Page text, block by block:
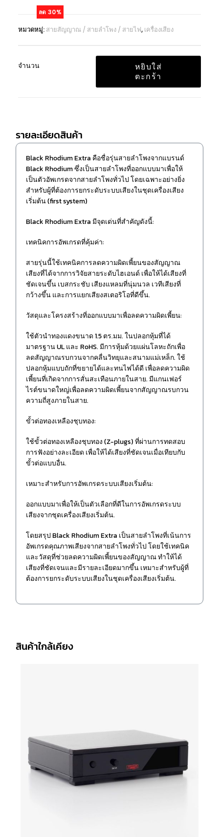
ลด 30%
หมวดหมู่: สายสัญญาณ / สายลำโพง / สายไฟ, เครื่องเสียง
จำนวน
หยิบใส่
ตะกร้า
รายละเอียดสินค้า
Black Rhodium Extra คือชื่อรุ่นสายลำโพงจากแบรนด์
Black Rhodium ซึ่งเป็นสายลำโพงที่ออกแบบมาเพื่อให้
เป็นตัวอัพเกรดจากสายลำโพงทั่วไป โดยเฉพาะอย่างยิ่ง
สำหรับผู้ที่ต้องการยกระดับระบบเสียงในชุดเครื่องเสียง
เริ่มต้น (first system)
Black Rhodium Extra มีจุดเด่นที่สำคัญดังนี้:
เทคนิคการอัพเกรดที่คุ้มค่า:
สายรุ่นนี้ใช้เทคนิคการลดความผิดเพี้ยนของสัญญาณ
เสียงที่ได้จากการวิจัยสายระดับไฮเอนด์ เพื่อให้ได้เสียงที่
ชัดเจนขึ้น เบสกระชับ เสียงแหลมที่นุ่มนวล เวทีเสียงที่
กว้างขึ้น และการแยกเสียงสเตอริโอที่ดีขึ้น.
วัสดุและโครงสร้างที่ออกแบบมาเพื่อลดความผิดเพี้ยน:
ใช้ตัวนำทองแดงขนาด 1.5 ตร.มม. ในปลอกหุ้มที่ได้
มาตรฐาน UL และ RoHS. มีการหุ้มด้วยแผ่นโลหะถักเพื่อ
ลดสัญญาณรบกวนจากคลื่นวิทยุและสนามแม่เหล็ก. ใช้
ปลอกหุ้มแบบถักที่ขยายได้และทนไฟได้ดี เพื่อลดความผิด
เพี้ยนที่เกิดจากการสั่นสะเทือนภายในสาย. มีแกนเฟอร์
ไรต์ขนาดใหญ่เพื่อลดความผิดเพี้ยนจากสัญญาณรบกวน
ความถี่สูงภายในสาย.
ขั้วต่อทองเหลืองชุบทอง:
ใช้ขั้วต่อทองเหลืองชุบทอง (Z-plugs) ที่ผ่านการทดสอบ
การฟังอย่างละเอียด เพื่อให้ได้เสียงที่ชัดเจนเมื่อเทียบกับ
ขั้วต่อแบบอื่น.
เหมาะสำหรับการอัพเกรดระบบเสียงเริ่มต้น:
ออกแบบมาเพื่อให้เป็นตัวเลือกที่ดีในการอัพเกรดระบบ
เสียงจากชุดเครื่องเสียงเริ่มต้น.
โดยสรุป Black Rhodium Extra เป็นสายลำโพงที่เน้นการ
อัพเกรดคุณภาพเสียงจากสายลำโพงทั่วไป โดยใช้เทคนิค
และวัสดุที่ช่วยลดความผิดเพี้ยนของสัญญาณ ทำให้ได้
เสียงที่ชัดเจนและมีรายละเอียดมากขึ้น เหมาะสำหรับผู้ที่
ต้องการยกระดับระบบเสียงในชุดเครื่องเสียงเริ่มต้น.
สินค้าใกล้เคียง